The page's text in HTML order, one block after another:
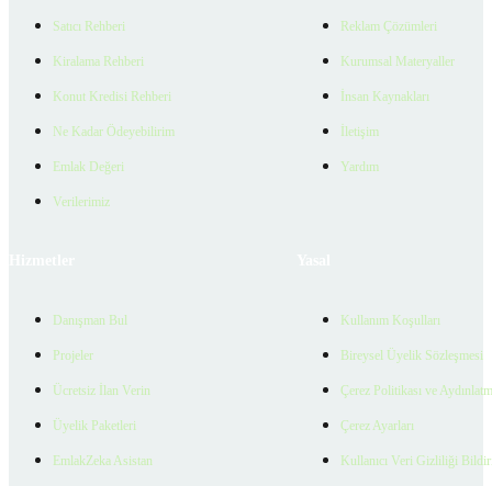
Satıcı Rehberi
Kiralama Rehberi
Konut Kredisi Rehberi
Ne Kadar Ödeyebilirim
Emlak Değeri
Verilerimiz
Reklam Çözümleri
Kurumsal Materyaller
İnsan Kaynakları
İletişim
Yardım
Danışman Bul
Projeler
Ücretsiz İlan Verin
Üyelik Paketleri
EmlakZeka Asistan
Kullanım Koşulları
Bireysel Üyelik Sözleşmesi
Çerez Politikası ve
Çerez Ayarları
Kullanıcı Veri Gizliliği